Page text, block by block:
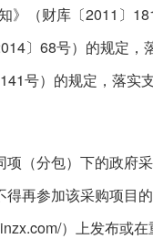
》（财库〔2011 〕
〕 68号）的规定，
141号）的规定，落实
（分包）下的政府
再参加该采购项目的
）上发布或在